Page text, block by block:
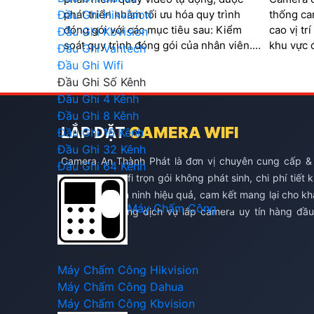
Đầu Ghi Hikvision
Đầu Ghi Kbvision
Đầu Ghi Vantech
Đầu Ghi Wifi
Đầu Ghi Số Kênh
Đầu Ghi 4 Kênh
Đầu Ghi 8 Kênh
Đầu Ghi 16 Kênh
Đầu Ghi 32 Kênh
Đầu Ghi 64 Kênh
Máy Chấm Công
Máy Chấm Công Hikvision
Máy Chấm Công Dahua
Máy Chấm Công Kbvision
phát triển nhằm tối ưu hóa quy trình
đóng gói với các mục tiêu sau: Kiểm
soát quy trình đóng gói của nhân viên.
Đáp ứng các tiêu chuẩn của sàn thương
mại điện tử. Ngăn chặn các trường hợp
khách hàng hoàn trả hàng hóa không
đúng sản phẩm
thống
cao vị trí
khu vực
đơn
LẮP ĐẶTCAMERA WIFI
Camera An Thành Phát là đơn vị chuyên cung cấp &
đặt camera wifi trọn gói không phát sinh, chi phí tiết
và giám sát an ninh hiệu quả, cam kết mang lại cho
hàng chất lượng dịch vụ lắp camera uy tín hàng
TP.HCM